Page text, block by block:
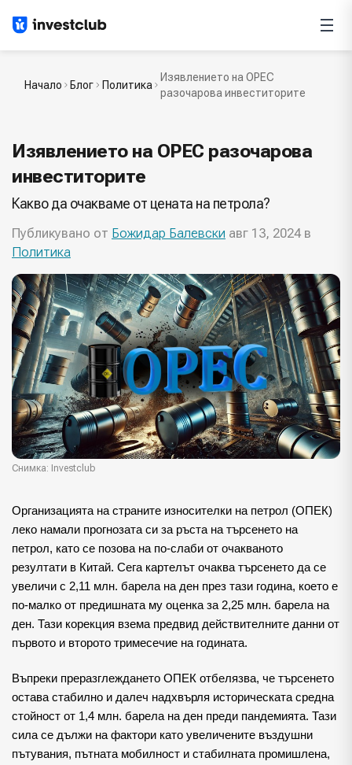
Начало Блог Политика
Изявлението на OPEC
разочарова инвеститорите
Изявлението на OPEC разочарова
инвеститорите
Какво да очакваме от цената на петрола?
Публикувано от Божидар Балевски авг 13, 2024 в
Политика
Снимка: Investclub
Организацията на страните износителки на петрол (ОПЕК)
леко намали прогнозата си за ръста на търсенето на
петрол, като се позова на по-слаби от очакваното
резултати в Китай. Сега картелът очаква търсенето да се
увеличи с 2,11 млн. барела на ден през тази година, което е
по-малко от предишната му оценка за 2,25 млн. барела на
ден. Тази корекция взема предвид действителните данни от
първото и второто тримесечие на годината.
Въпреки преразглеждането ОПЕК отбелязва, че търсенето
остава стабилно и далеч надхвърля историческата средна
стойност от 1,4 млн. барела на ден преди пандемията. Тази
сила се дължи на фактори като увеличените въздушни
пътувания, пътната мобилност и стабилната промишлена,